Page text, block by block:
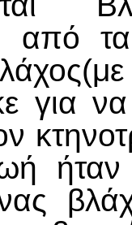
από
για